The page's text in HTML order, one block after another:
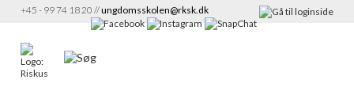
+45 - 99 74 18 20 //ungdomsskolen@rksk.dk